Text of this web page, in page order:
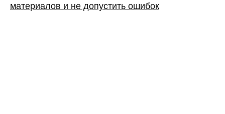
материалов и не допустить ошибок